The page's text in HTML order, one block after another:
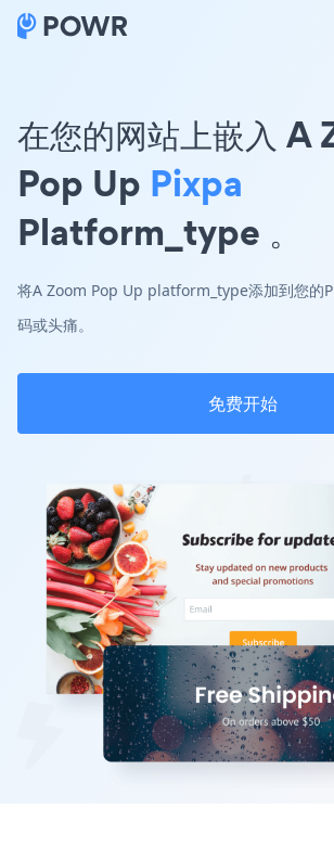
在您的网站上嵌入 A
Pop Up Pixpa
Platform_type 。
将A Zoom Pop Up platform_type添加到您的
码或头痛。
免费开始